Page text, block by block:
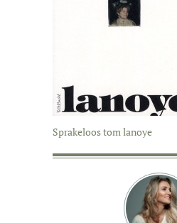
Sprakeloos tom lanoye